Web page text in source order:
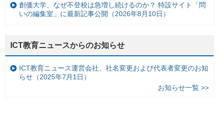
創価大学、なぜ不登校は急増し続けるのか？ 特設サイト「問
いの編集室」に最新記事公開（2026年8月10日）
ICT教育ニュースからのお知らせ
ICT教育ニュース運営会社、社名変更および代表者変更のお知
らせ（2025年7月1日）
お知らせ一覧 >>